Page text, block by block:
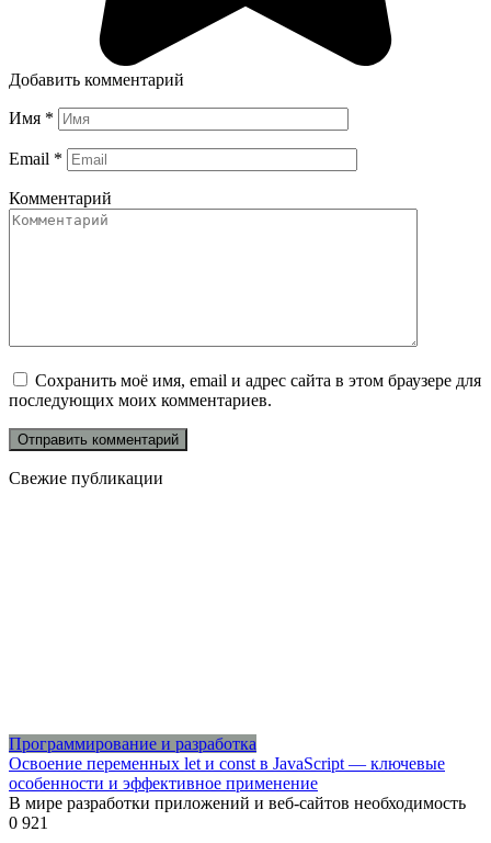
Добавить комментарий
Имя *
Email *
Комментарий
Сохранить моё имя, email и адрес сайта в этом браузере для
последующих моих комментариев.
Свежие публикации
Программирование и разработка
Освоение переменных let и const в JavaScript — ключевые
особенности и эффективное применение
В мире разработки приложений и веб-сайтов необходимость
0 921